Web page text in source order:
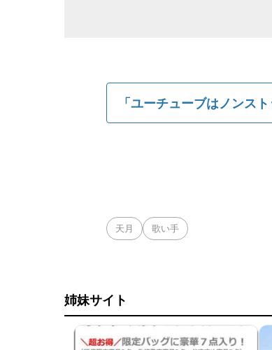
「ユーチューブはノンス
天月 歌い手
姉妹サイト